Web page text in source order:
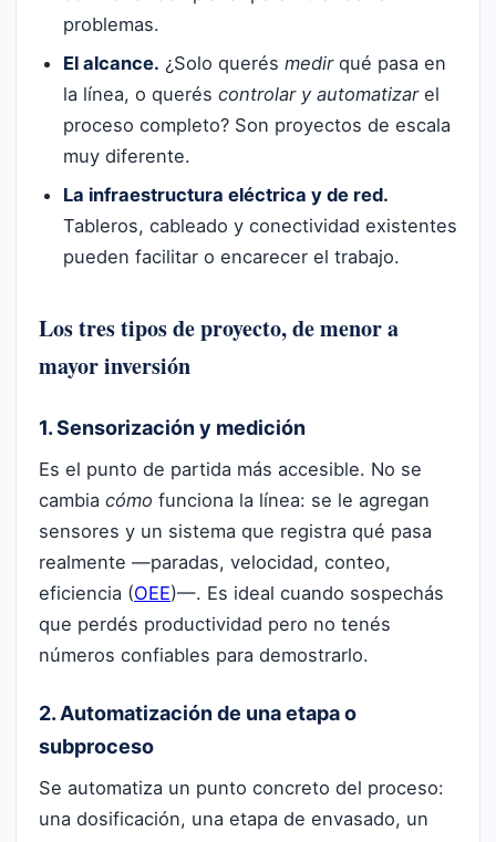
problemas.
El alcance. ¿Solo querés medirqué pasa en
la línea, o querés controlar y automatizarel
proceso completo? Son proyectos de escala
muy diferente.
La infraestructura eléctrica y de red.
Tableros, cableado y conectividad existentes
pueden facilitar o encarecer el trabajo.
Los tres tipos de proyecto, de menor a
mayor inversión
1. Sensorización y medición
Es el punto de partida más accesible. No se
cambia cómo funciona la línea: se le agregan
sensores y un sistema que registra qué pasa
realmente —paradas, velocidad, conteo,
eficiencia (OEE)—. Es ideal cuando sospechás
que perdés productividad pero no tenés
números confiables para demostrarlo.
2. Automatización de una etapa o
subproceso
Se automatiza un punto concreto del proceso:
una dosificación, una etapa de envasado, un